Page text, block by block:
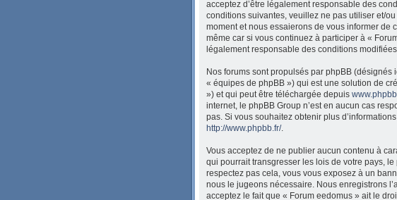
acceptez d’être légalement responsable des
conditions suivantes, veuillez ne pas utiliser et/
moment et nous essaierons de vous informer
même car si vous continuez à participer à «
légalement responsable des conditions
Nos forums sont propulsés par phpBB
« équipes de phpBB ») qui est une solution de
») et qui peut être téléchargée depuis
internet, le phpBB Group n’est en aucun cas
pas. Si vous souhaitez obtenir plus
http://www.phpbb.fr/.
Vous acceptez de ne publier aucun contenu à
qui pourrait transgresser les lois de votre pays,
respectez pas cela, vous vous exposez à un
nous le jugeons nécessaire. Nous enregistrons
acceptez le fait que « Forum eedomus » ait le